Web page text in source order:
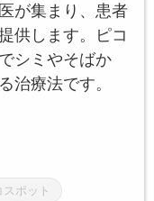
が集まり、患者
供します。ピコ
シミやそばか
治療法です。
スポット